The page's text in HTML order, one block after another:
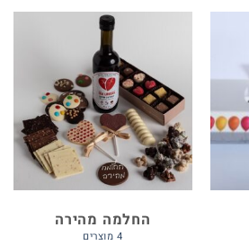
החלמה מהירה
4 מוצרים